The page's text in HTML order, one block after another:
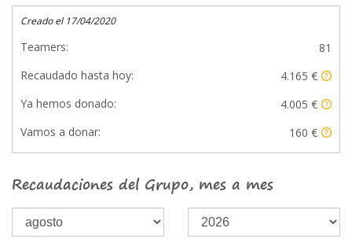
Creado el 17/04/2020
Teamers:
81
Recaudado hasta hoy:
4.165 €
Ya hemos donado:
4.005 €
Vamos a donar:
160 €
Recaudaciones del Grupo, mes a mes